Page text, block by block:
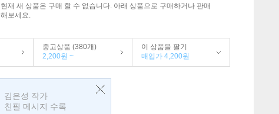
현재 새 상품은 구매 할 수 없습니다. 아래 상품으로 구매하거나 판매
해보세요.
중고상품 (380개)
2,200원 ~
이 상품을 팔기
매입가 4,200원
김은성 작가
친필 메시지 수록